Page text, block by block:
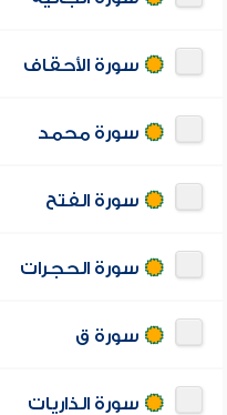
سورة الأحقاف
سورة محمد
سورة الفتح
سورة الحجرات
سورة ق
سورة الذاريات